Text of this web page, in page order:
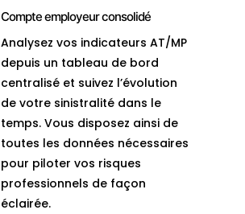
Compte employeur consolidé
Analysez vos indicateurs AT/MP
depuis un tableau de bord
centralisé et suivez l’évolution
de votre sinistralité dans le
temps. Vous disposez ainsi de
toutes les données nécessaires
pour piloter vos risques
professionnels de façon
éclairée.